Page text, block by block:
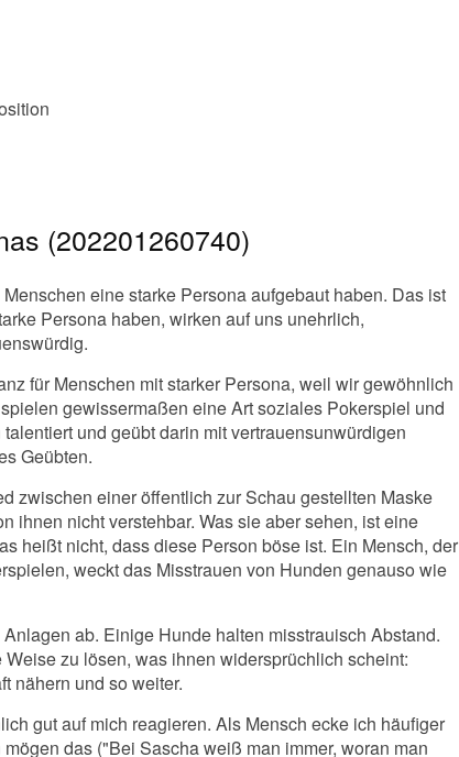
(202201260740)
eine starke Persona aufgebaut haben. Das ist
Persona haben, wirken auf uns unehrlich,
für Menschen mit starker Persona, weil wir gewöhnlich
gewissermaßen eine Art soziales Pokerspiel und
und geübt darin mit vertrauensunwürdigen
Geübten.
zwischen einer öffentlich zur Schau gestellten Maske
ihnen nicht verstehbar. Was sie aber sehen, ist eine
heißt nicht, dass diese Person böse ist. Ein Mensch, der
weckt das Misstrauen von Hunden genauso wie
ab. Einige Hunde halten misstrauisch Abstand.
zu lösen, was ihnen widersprüchlich scheint:
nähern und so weiter.
gut auf mich reagieren. Als Mensch ecke ich häufiger
das ("Bei Sascha weiß man immer, woran man